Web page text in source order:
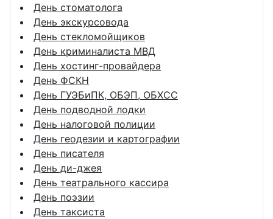
День стоматолога
День экскурсовода
День стекломойщиков
День криминалиста МВД
День хостинг-провайдера
День ФСКН
День ГУЭБиПК, ОБЭП, ОБХСС
День подводной лодки
День налоговой полиции
День геодезии и картографии
День писателя
День ди-джея
День театрального кассира
День поэзии
День таксиста